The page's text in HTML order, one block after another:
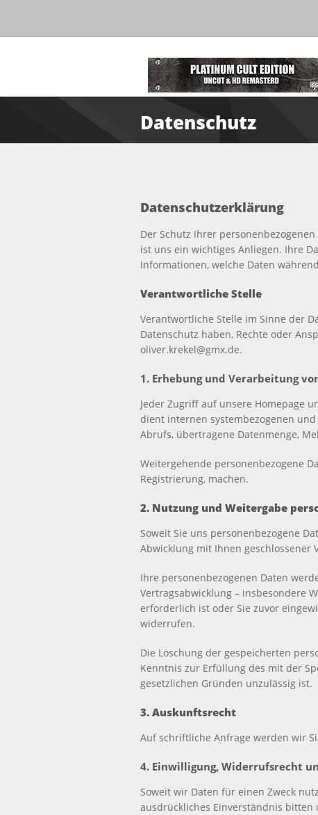
Datenschutz
Datenschutzerklärung
Der Schutz Ihrer
ist uns ein wichtiges Anliegen. Ihre
Informationen, welche Daten
Verantwortliche Stelle
Verantwortliche Stelle im Sinne der
Datenschutz haben, Rechte oder
oliver.krekel@gmx.de.
1. Erhebung und Verarbeitung
Jeder Zugriff auf unsere Homepage
dient internen systembezogenen
Abrufs, übertragene Datenmenge,
Weitergehende personenbezogene
Registrierung, machen.
2. Nutzung und Weitergabe
Soweit Sie uns personenbezogene
Abwicklung mit Ihnen
Ihre personenbezogenen Daten
Vertragsabwicklung – insbesondere
erforderlich ist oder Sie zuvor
widerrufen.
Die Löschung der gespeicherten
Kenntnis zur Erfüllung des mit der
gesetzlichen Gründen unzulässig ist.
3. Auskunftsrecht
Auf schriftliche Anfrage werden wir
4. Einwilligung, Widerrufsrecht
Soweit wir Daten für einen Zweck
ausdrückliches Einverständnis